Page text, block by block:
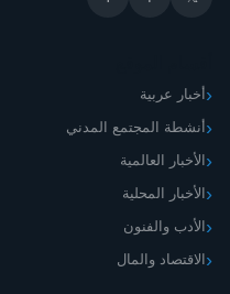
أخبار عربية
أنشطة المجتمع المدني
الأخبار العالمية
الأخبار المحلية
الأدب والفنون
الاقتصاد والمال